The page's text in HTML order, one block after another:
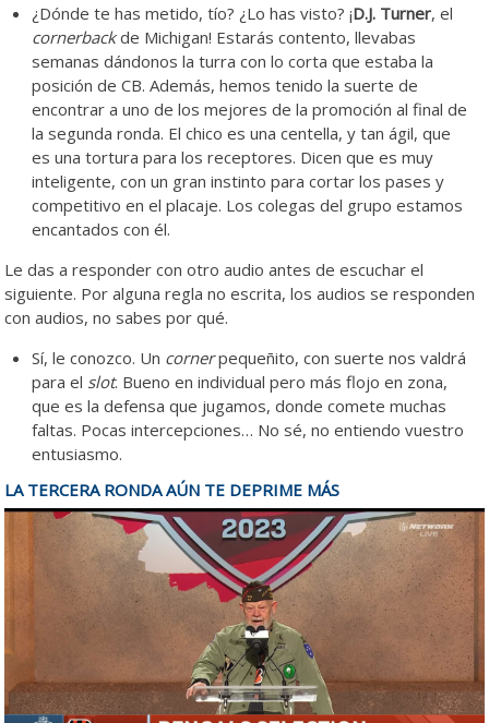
¿Dónde te has metido, tío? ¿Lo has visto? ¡D.J. Turner, el
cornerbackde Michigan! Estarás contento, llevabas
semanas dándonos la turra con lo corta que estaba la
posición de CB. Además, hemos tenido la suerte de
encontrar a uno de los mejores de la promoción al final de
la segunda ronda. El chico es una centella, y tan ágil, que
es una tortura para los receptores. Dicen que es muy
inteligente, con un gran instinto para cortar los pases y
competitivo en el placaje. Los colegas del grupo estamos
encantados con él.
Le das a responder con otro audio antes de escuchar el
siguiente. Por alguna regla no escrita, los audios se responden
con audios, no sabes por qué.
Sí, le conozco. Un cornerpequeñito, con suerte nos valdrá
para el slot. Bueno en individual pero más flojo en zona,
que es la defensa que jugamos, donde comete muchas
faltas. Pocas intercepciones… No sé, no entiendo vuestro
entusiasmo.
LA TERCERA RONDA AÚN TE DEPRIME MÁS